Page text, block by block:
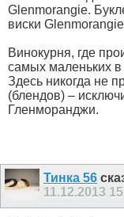
Glenmorangie.
виски
Винокурня, где
самых маленьких
Здесь никогда не
(блендов) –
Гленморанджи.
Тинка 56
11.12.2013